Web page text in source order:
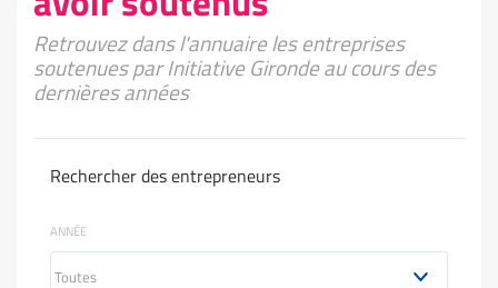
Retrouvez dans l'annuaire les entreprises
soutenues par Initiative Gironde au cours des
dernières années
Rechercher des entrepreneurs
ANNÉE